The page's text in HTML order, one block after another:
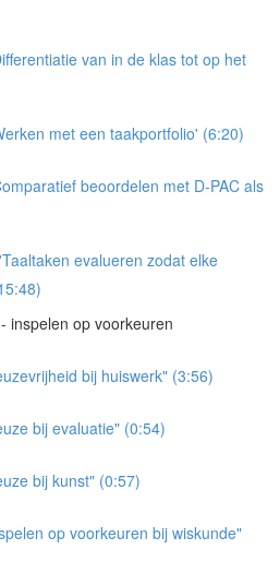
van in de klas tot op het
met een taakportfolio' (6:20)
beoordelen met D-PAC als
evalueren zodat elke
inspelen op voorkeuren
bij huiswerk" (3:56)
bij evaluatie" (0:54)
bij kunst" (0:57)
op voorkeuren bij wiskunde"